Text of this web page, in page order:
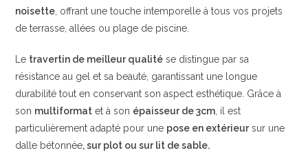
noisette , offrant une touche intemporelle à tous vos projets
de terrasse, allées ou plage de piscine.
Le travertin de meilleur qualité se distingue par sa
résistance au gel et sa beauté, garantissant une longue
durabilité tout en conservant son aspect esthétique. Grâce à
son multiformat et à son épaisseur de 3cm , il est
particulièrement adapté pour une pose en extérieursur une
dalle bétonnée, sur plot ou sur lit de sable.